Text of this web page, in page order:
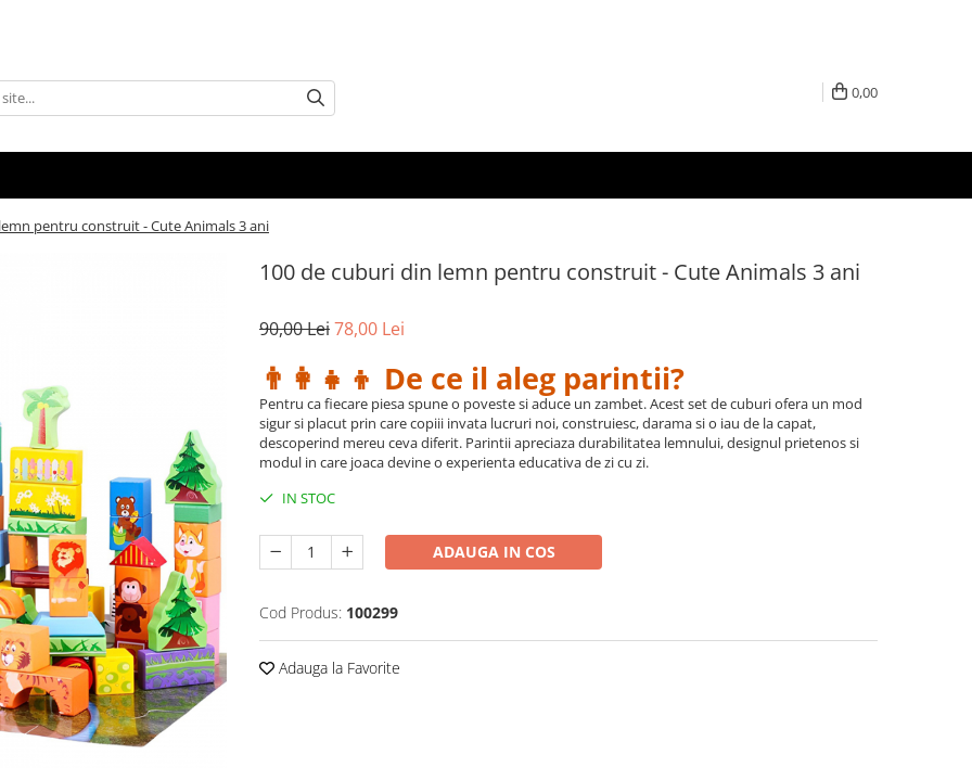
0,00
pentru construit - Cute Animals 3 ani
100 de cuburi din lemn pentru construit - Cute Animals 3 ani
90,00 Lei78,00 Lei
👨‍👩‍👧‍👦 De ce il aleg parintii?
Pentru ca fiecare piesa spune o poveste si aduce un zambet. Acest set de cuburi ofera un mod
sigur si placut prin care copiii invata lucruri noi, construiesc, darama si o iau de la capat,
descoperind mereu ceva diferit. Parintii apreciaza durabilitatea lemnului, designul prietenos si
modul in care joaca devine o experienta educativa de zi cu zi.
IN STOC
ADAUGA IN COS
Cod Produs: 100299
Adauga la Favorite